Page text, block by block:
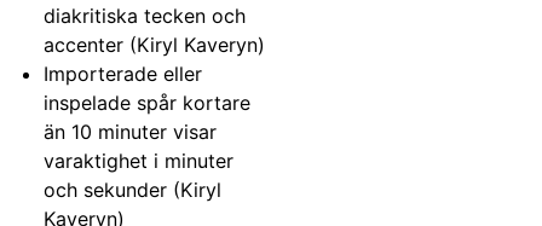
diakritiska tecken och
accenter (Kiryl Kaveryn)
Importerade eller
inspelade spår kortare
än 10 minuter visar
varaktighet i minuter
och sekunder (Kiryl
Kaveryn)